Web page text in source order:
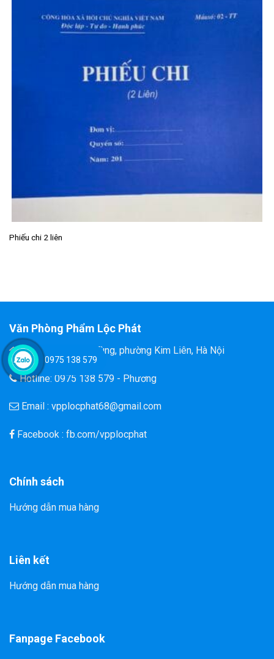
Phiếu chi 2 liên
Văn Phòng Phẩm Lộc Phát
Đ/C: 58 Tôn Thất Tùng, phường Kim Liên, Hà Nội
Hotline: 0975 138 579 - Phương
Email : vpplocphat68@gmail.com
Facebook : fb.com/vpplocphat
Chính sách
Hướng dẫn mua hàng
Liên kết
Hướng dẫn mua hàng
Fanpage Facebook
0975 138 579